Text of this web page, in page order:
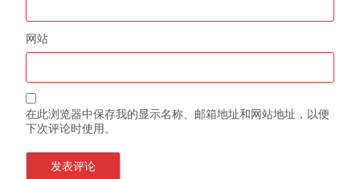
网站
在此浏览器中保存我的显示名称、邮箱地址和网站地址，以便
下次评论时使用。